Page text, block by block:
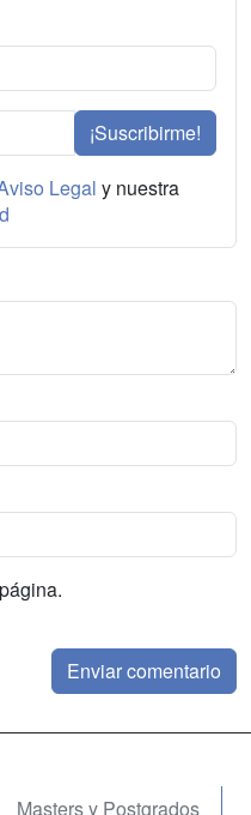
¡Suscribirme!
Legal y nuestra
Masters y Postgrados